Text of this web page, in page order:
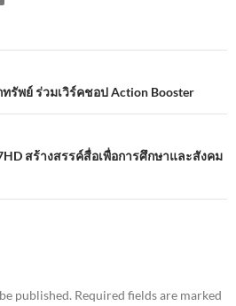
พย์ ร่วมเวิร์คชอป Action Booster
สร้างสรรค์สื่อเพื่อการศึกษาและสังคม
published. Required fields are marked